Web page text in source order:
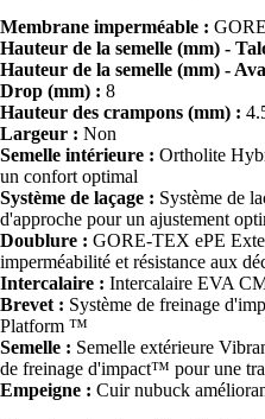
Membrane imperméable :
Hauteur de la semelle (mm) -
Hauteur de la semelle (mm) -
Drop (mm) : 8
Hauteur des crampons (mm) :
Largeur : Non
Semelle intérieure : Ortholite
un confort optimal
Système de laçage : Système de
d'approche pour un ajustement
Doublure : GORE-TEX ePE
imperméabilité et résistance aux
Intercalaire : Intercalaire EVA
Brevet : Système de freinage
Platform ™
Semelle : Semelle extérieure
de freinage d'impact™ pour une
Empeigne : Cuir nubuck